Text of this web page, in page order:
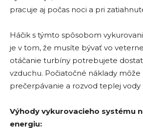
pracuje aj počas noci a pri
Háčik s týmto spôsobom
je v tom, že musíte bývať vo
otáčanie turbíny potrebujete
vzduchu. Počiatočné náklady môže
prečerpávanie a rozvod teplej vody
Výhody vykurovacieho systému
energiu: